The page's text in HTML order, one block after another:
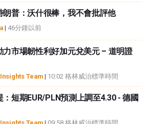
朗普：沃什很棒，我不會批評他
| 46分鐘以前
力市場韌性利好加元兌美元 – 道明證
Team | 10:02 格林威治標準時間
：短期EUR/PLN預測上調至4.30 - 德國